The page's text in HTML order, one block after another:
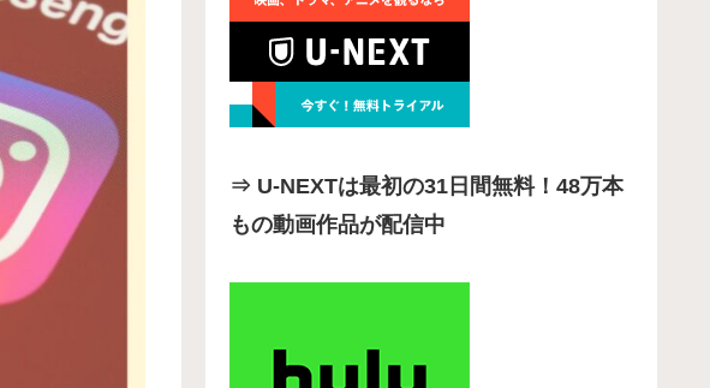
⇒ U-NEXTは最初の31日間無料！48万本
もの動画作品が配信中